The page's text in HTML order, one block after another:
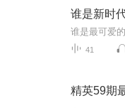
谁是新时
41
精英59期